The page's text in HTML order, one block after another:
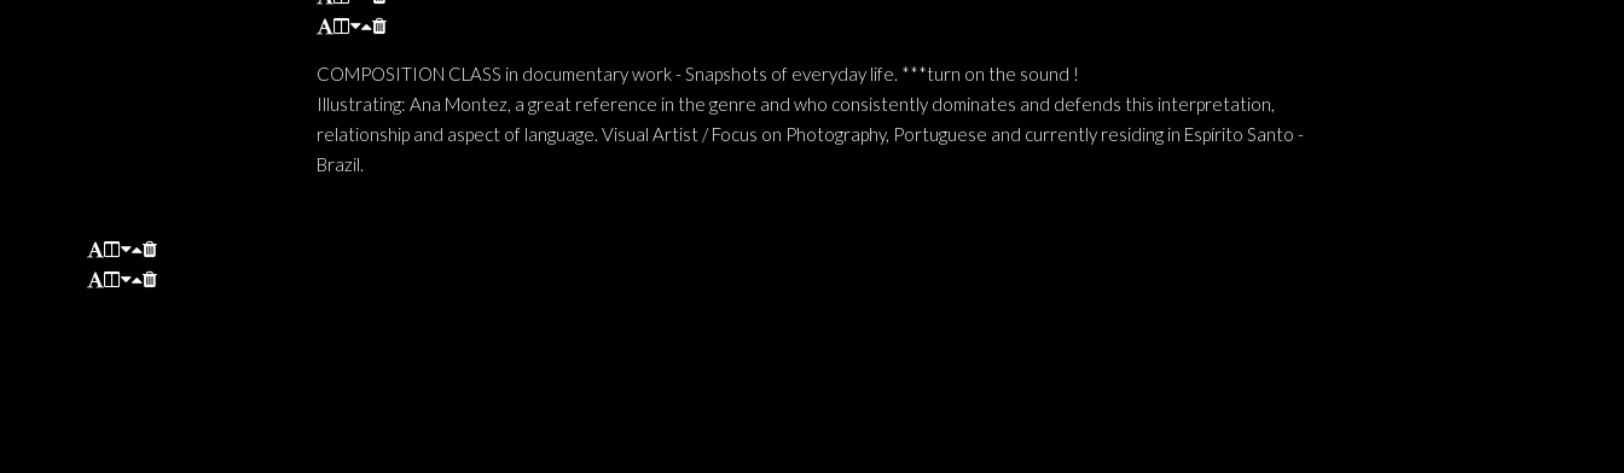
COMPOSITION CLASS in documentary work - Snapshots of everyday life. ***turn on the sound !
Illustrating: Ana Montez, a great reference in the genre and who consistently dominates and defends this interpretation,
relationship and aspect of language. Visual Artist / Focus on Photography, Portuguese and currently residing in Espírito Santo -
Brazil.